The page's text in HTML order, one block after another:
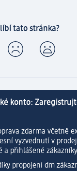
líbí tato stránka?
konto:
zdarma včetně
vyzvednutí v
a přihlášené zákazníky
propojení dm